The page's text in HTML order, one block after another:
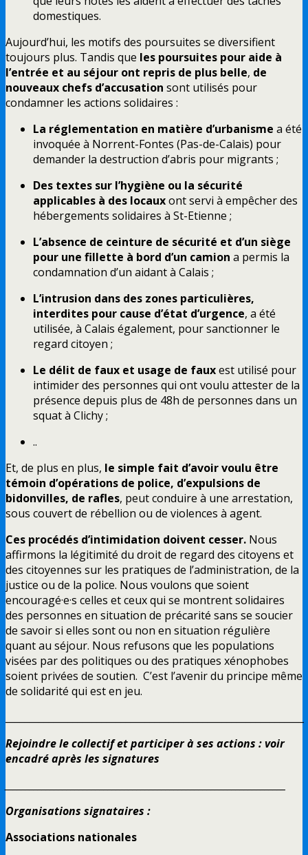
domestiques.
Aujourd’hui, les motifs des poursuites se diversifient
toujours plus. Tandis que les poursuites pour aide à
l’entrée et au séjour ont repris de plus belle, de
nouveaux chefs d’accusation sont utilisés pour
condamner les actions solidaires :
La réglementation en matière d’urbanisme a été
invoquée à Norrent-Fontes (Pas-de-Calais) pour
demander la destruction d’abris pour migrants ;
Des textes sur l’hygiène ou la sécurité
applicables à des locauxont servi à empêcher des
hébergements solidaires à St-Etienne ;
L’absence de ceinture de sécurité et d’un siège
pour une fillette à bord d’un camion a permis la
condamnation d’un aidant à Calais ;
L’intrusion dans des zones particulières,
interdites pour cause d’état d’urgence, a été
utilisée, à Calais également, pour sanctionner le
regard citoyen ;
Le délit de faux et usage de fauxest utilisé pour
intimider des personnes qui ont voulu attester de la
présence depuis plus de 48h de personnes dans un
squat à Clichy ;
..
Et, de plus en plus, le simple fait d’avoir voulu être
témoin d’opérations de police, d’expulsions de
bidonvilles, de rafles, peut conduire à une arrestation,
sous couvert de rébellion ou de violences à agent.
Ces procédés d’intimidation doivent cesser. Nous
affirmons la légitimité du droit de regard des citoyens et
des citoyennes sur les pratiques de l’administration, de la
justice ou de la police. Nous voulons que soient
encouragé·e·s celles et ceux qui se montrent solidaires
des personnes en situation de précarité sans se soucier
de savoir si elles sont ou non en situation régulière
quant au séjour. Nous refusons que les populations
visées par des politiques ou des pratiques xénophobes
soient privées de soutien. C’est l’avenir du principe même
de solidarité qui est en jeu.
Rejoindre le collectif et participer à ses actions : voir
encadré après les signatures
Organisations signataires :
Associations nationales